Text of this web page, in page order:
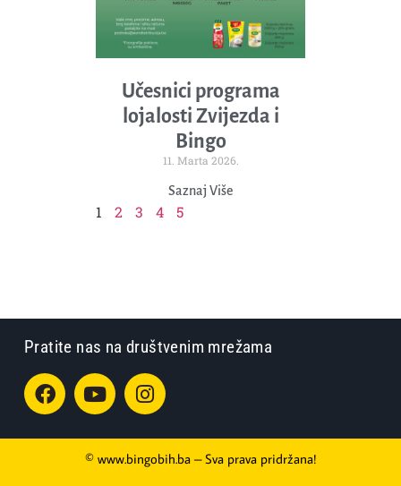
Učesnici programa
lojalosti Zvijezda i
Bingo
11. Marta 2026.
Saznaj Više
1 2 3 4 5
Pratite nas na društvenim mrežama
© www.bingobih.ba – Sva prava pridržana!